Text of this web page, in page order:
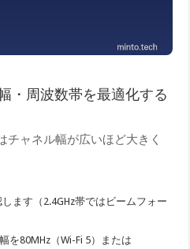
・周波数帯を最適化する
チャネル幅が広いほど大きく
ます（2.4GHz帯ではビームフォー
を80MHz（Wi-Fi 5）または